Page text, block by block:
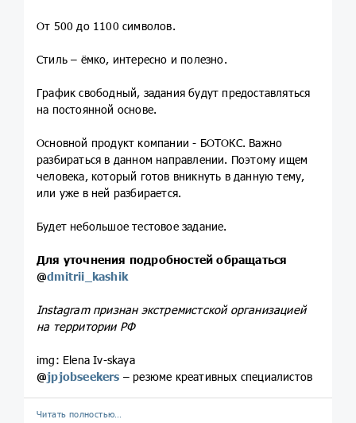
От 500 до 1100 символов.
Стиль – ёмко, интересно и полезно.
График свободный, задания будут предоставляться
на постоянной основе.
Основной продукт компании - БОТОКС. Важно
разбираться в данном направлении. Поэтому ищем
человека, который готов вникнуть в данную тему,
или уже в ней разбирается.
Будет небольшое тестовое задание.
Для уточнения подробностей обращаться
@dmitrii_kashik
Instagram признан экстремистской организацией
на территории РФ
img: Elena Iv-skaya
@jpjobseekers – резюме креативных специалистов
Читать полностью…